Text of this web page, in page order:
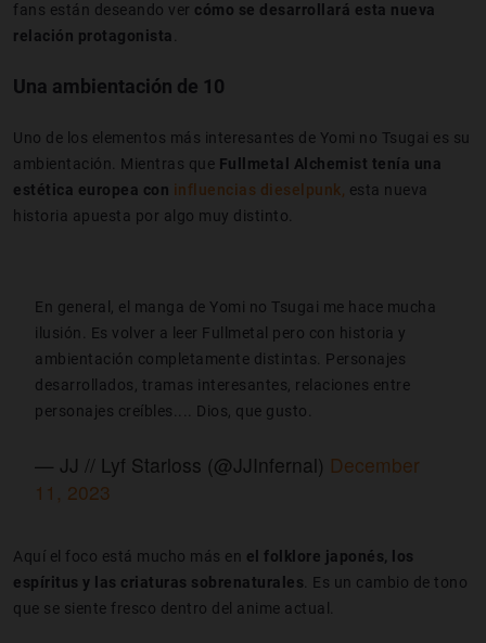
fans están deseando ver cómo se desarrollará esta nueva
relación protagonista
Una ambientación de 10
Uno de los elementos más interesantes de Yomi no Tsugai es su
ambientación. Mientras que Fullmetal Alchemist tenía una
estética europea con influencias dieselpunk,
esta nueva
historia apuesta por algo muy distinto.
En general, el manga de Yomi no Tsugai me hace mucha
ilusión. Es volver a leer Fullmetal pero con historia y
ambientación completamente distintas. Personajes
desarrollados, tramas interesantes, relaciones entre
personajes creíbles.... Dios, que gusto.
— JJ // Lyf Starloss (@JJInfernal) December
11, 2023
Aquí el foco está mucho más en el folklore japonés, los
espíritus y las criaturas sobrenaturales . Es un cambio de tono
que se siente fresco dentro del anime actual.